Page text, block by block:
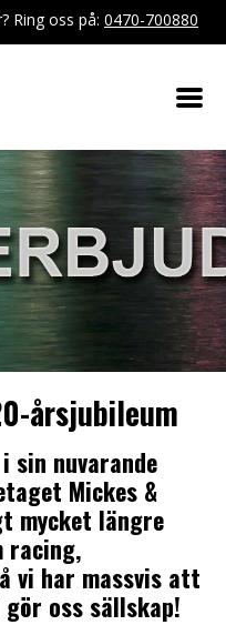
Ring oss på: 0470-700880
årsjubileum
sin nuvarande
Mickes &
mycket längre
racing,
vi har massvis att
oss sällskap!